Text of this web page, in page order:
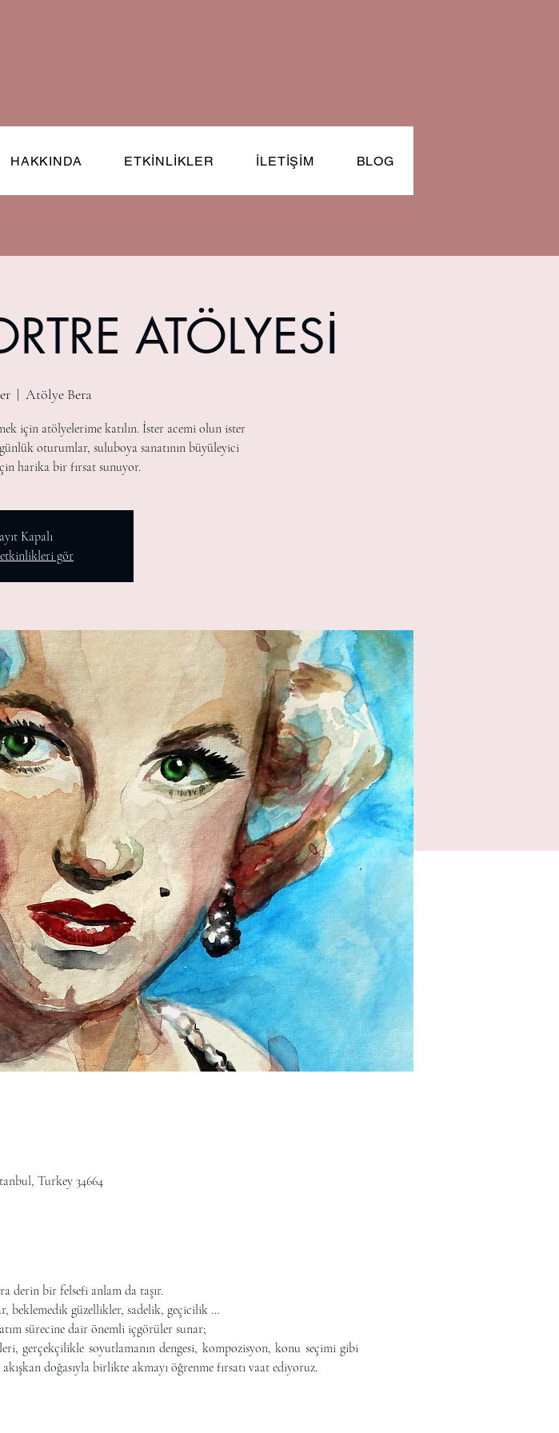
HAKKINDA ETKİNLİKLER İLETİŞİM BLOG
ATÖLYESİ
  |
Atölye Bera
için atölyelerime katılın. İster acemi olun ister
oturumlar, suluboya sanatının büyüleyici
harika bir fırsat sunuyor.
Kapalı
gör
Turkey 34664
derin bir felsefi anlam da taşır.
beklemedik güzellikler, sadelik, geçicilik …
sürecine dair önemli içgörüler sunar;
gerçekçilikle soyutlamanın dengesi, kompozisyon, konu seçimi gibi
doğasıyla birlikte akmayı öğrenme fırsatı vaat ediyoruz.